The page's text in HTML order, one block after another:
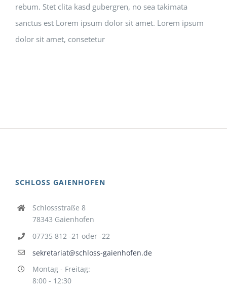
rebum. Stet clita kasd gubergren, no sea takimata
sanctus est Lorem ipsum dolor sit amet. Lorem ipsum
dolor sit amet, consetetur
SCHLOSS GAIENHOFEN
Schlossstraße 8
78343 Gaienhofen
07735 812 -21 oder -22
sekretariat@schloss-gaienhofen.de
Montag - Freitag:
8:00 - 12:30